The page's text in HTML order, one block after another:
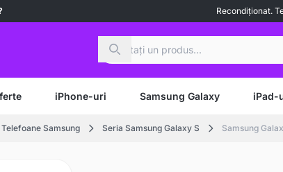
Recondiționat.
iPhone-uri Samsung Galaxy iPad-
Telefoane Samsung Seria Samsung Galaxy S Samsung